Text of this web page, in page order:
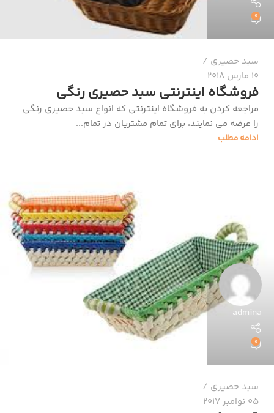
0
سبد حصیری
10 مارس 2018
فروشگاه اینترنتی سبد حصیری رنگی
مراجعه کردن به فروشگاه اینترنتی که انواع سبد حصیری رنگی
را عرضه می نمایند، برای تمام مشتریان در تمام...
ادامه مطلب
admina
0
سبد حصیری
05 نوامبر 2017